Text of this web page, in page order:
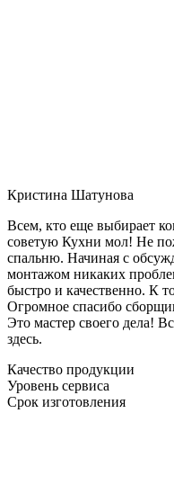
Кристина Шатунова
Всем, кто еще выбирает
советую Кухни мол! Не
спальню. Начиная с
монтажом никаких
быстро и качественно. К
Огромное спасибо
Это мастер своего дела!
здесь.
Качество продукции
Уровень сервиса
Срок изготовления